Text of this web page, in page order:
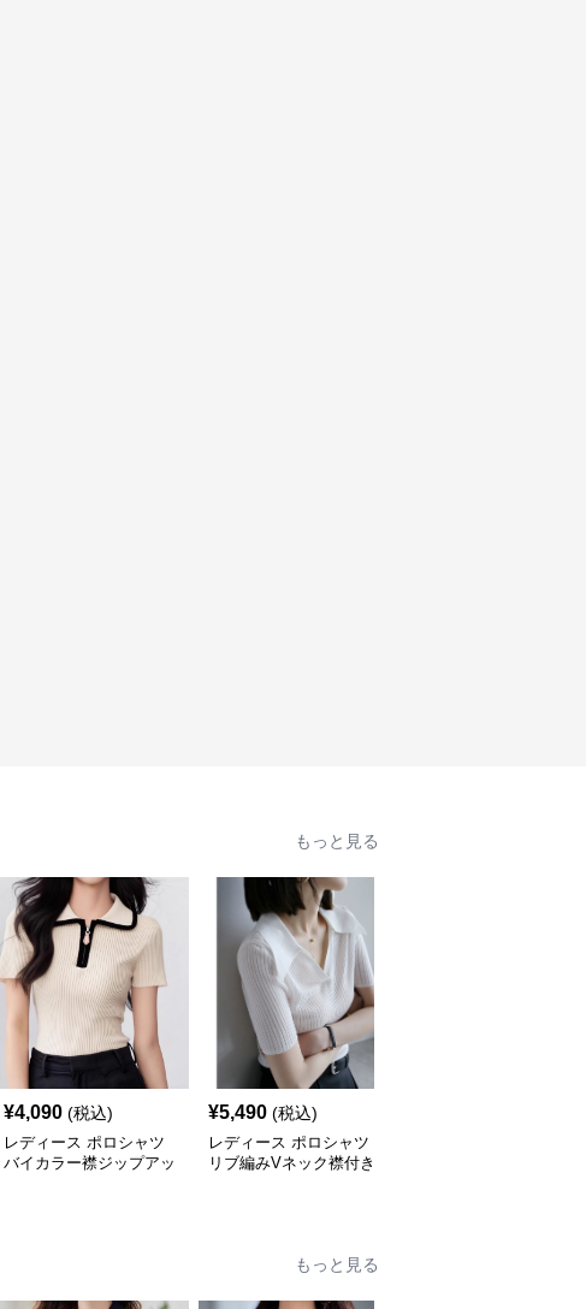
もっと見る
¥4,090 (税込)
レディース ポロシャツ
バイカラー襟ジップアッ
¥5,490 (税込)
レディース ポロシャツ
リブ編みVネック襟付き
もっと見る